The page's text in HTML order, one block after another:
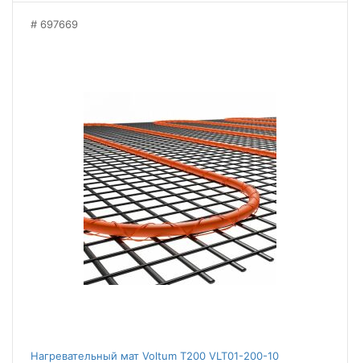
697669
Нагревательный мат Voltum Т200 VLT01-200-10